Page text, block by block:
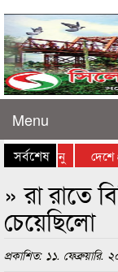
Menu
সর্বশেষ
রেনু দেশে
» রা রাতে
চেয়েছিলো
প্রকাশিত: ১১. ফেব্রুয়ারি.